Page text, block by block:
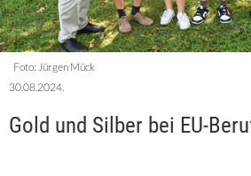
Foto: Jürgen Mück
30.08.2024.
Gold und Silber bei EU-